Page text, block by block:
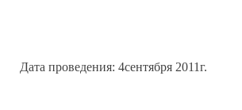
Дата проведения: 4сентября 2011г.